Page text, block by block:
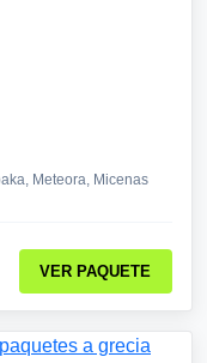
Meteora, Micenas
VER PAQUETE